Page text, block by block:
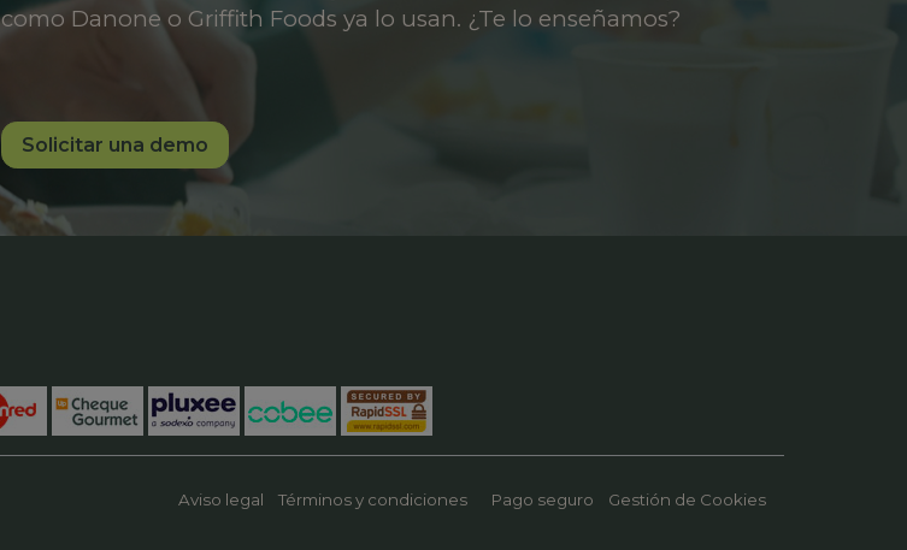
como Danone o Griffith Foods ya lo usan. ¿Te lo enseñamos?
Solicitar una demo
Aviso legal Términos y condiciones Pago seguro Gestión de Cookies